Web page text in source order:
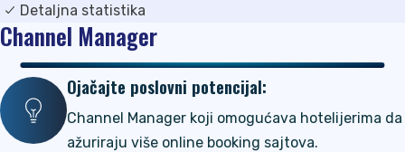
Detaljna statistika
Channel Manager
Ojačajte poslovni potencijal:
Channel Manager koji omogućava hotelijerima da
ažuriraju više online booking sajtova.